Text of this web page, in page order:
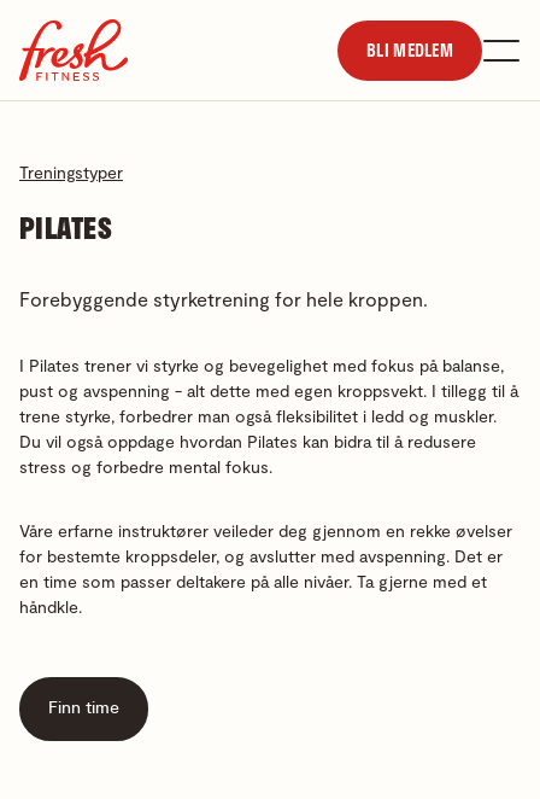
BLI MEDLEM
Treningstyper
PILATES
Forebyggende styrketrening for hele kroppen.
I Pilates trener vi styrke og bevegelighet med fokus på balanse,
pust og avspenning - alt dette med egen kroppsvekt. I tillegg til å
trene styrke, forbedrer man også fleksibilitet i ledd og muskler.
Du vil også oppdage hvordan Pilates kan bidra til å redusere
stress og forbedre mental fokus.
Våre erfarne instruktører veileder deg gjennom en rekke øvelser
for bestemte kroppsdeler, og avslutter med avspenning. Det er
en time som passer deltakere på alle nivåer. Ta gjerne med et
håndkle.
Finn time